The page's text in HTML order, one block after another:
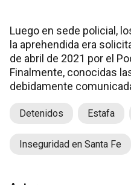
Luego en sede policial,
la aprehendida era
de abril de 2021 por el
Finalmente, conocidas
debidamente
Detenidos Estafa
Inseguridad en Santa Fe